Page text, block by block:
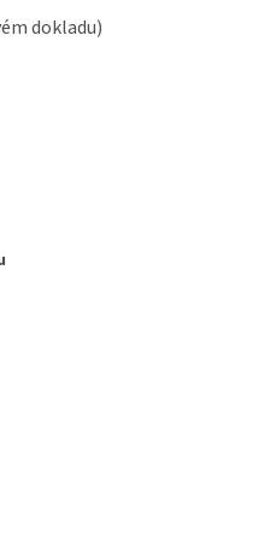
dokladu)